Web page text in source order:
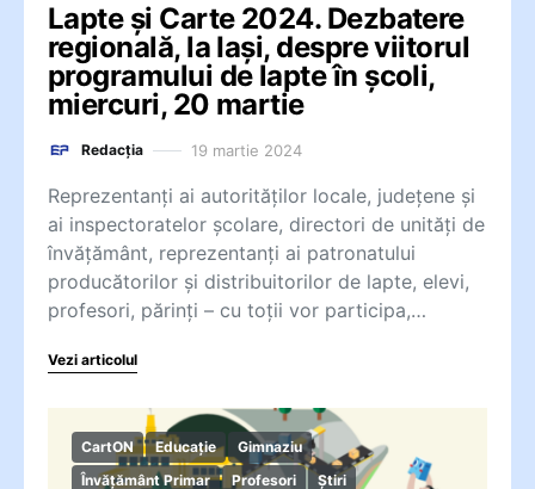
Lapte și Carte 2024. Dezbatere
regională, la Iași, despre viitorul
programului de lapte în școli,
miercuri, 20 martie
Redacția 19 martie 2024
Reprezentanți ai autorităților locale, județene și
ai inspectoratelor școlare, directori de unități de
învățământ, reprezentanți ai patronatului
producătorilor și distribuitorilor de lapte, elevi,
profesori, părinți – cu toții vor participa,…
Vezi articolul
CartON Educație
Gimnaziu
Învățământ Primar
Profesori Știri